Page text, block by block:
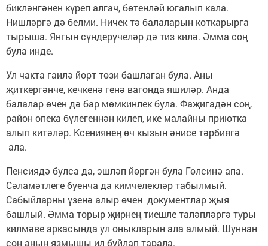
бикләнгәнен күреп алгач, бөтенләй югалып кала.
Нишләргә дә белми. Ничек тә балаларын коткарырга
тырыша. Янгын сүндерүчеләр дә тиз килә. Әмма соң
була инде.
Ул чакта гаилә йорт төзи башлаган була. Аны
җиткергәнче, кечкенә генә вагонда яшиләр. Анда
балалар өчен дә бар мөмкинлек була. Фаҗигадән соң,
район опека бүлегеннән килеп, ике малайны приютка
алып китәләр. Ксениянең өч кызын әнисе тәрбиягә
ала.
Пенсиядә булса да, эшләп йөргән була Гөлсинә апа.
Сәламәтлеге буенча да кимчелекләр табылмый.
Сабыйларны үзенә алыр өчен документлар җыя
башлый. Әмма торыр җирнең тиешле таләпләргә туры
килмәве аркасында ул оныкларын ала алмый. Шуннан
соң аның язмышы ил буйлап тарала.